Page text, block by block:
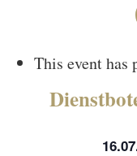
This event has